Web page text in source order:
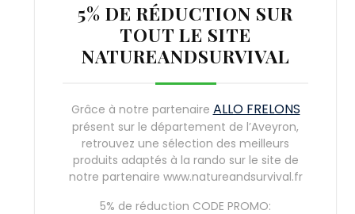
5% DE RÉDUCTION SUR
TOUT LE SITE
NATUREANDSURVIVAL
Grâce à notre partenaire ALLO FRELONS
présent sur le département de l’Aveyron,
retrouvez une sélection des meilleurs
produits adaptés à la rando sur le site de
notre partenaire www.natureandsurvival.fr
5% de réduction CODE PROMO: